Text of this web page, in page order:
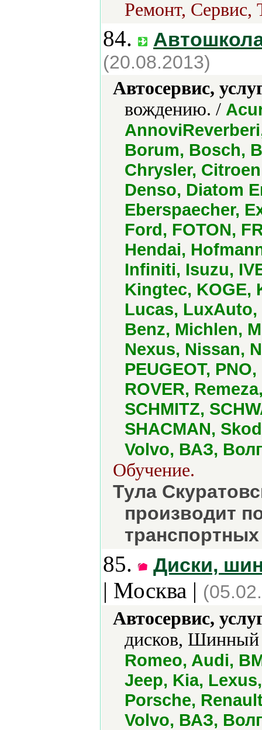
Ремонт, Сервис,
84.
(20.08.2013)
Автосервис,
вождению. /
Borum, Bosch,
Chrysler,
Denso, Diatom
Eberspaecher,
Ford, FOTON,
Hendai,
Infiniti, Isuzu,
Kingtec, KOGE,
Lucas, LuxAuto,
Benz, Michlen,
Nexus, Nissan,
PEUGEOT,
ROVER,
SCHMITZ,
SHACMAN,
Volvo, ВАЗ,
Обучение.
Тула
производит
85. Диски,
| Москва |
Автосервис,
дисков,
Romeo, Audi,
Jeep, Kia,
Porsche,
Volvo, ВАЗ,